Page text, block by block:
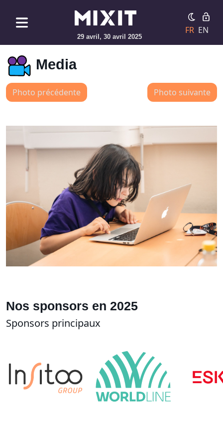
29 avril, 30 avril 2025
FR EN
Media
Photo précédente Photo suivante
Nos sponsors en 2025
Sponsors principaux